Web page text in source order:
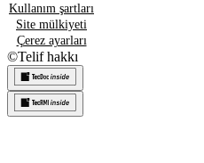
Kullanım şartları
Site mülkiyeti
Çerez ayarları
©Telif hakkı